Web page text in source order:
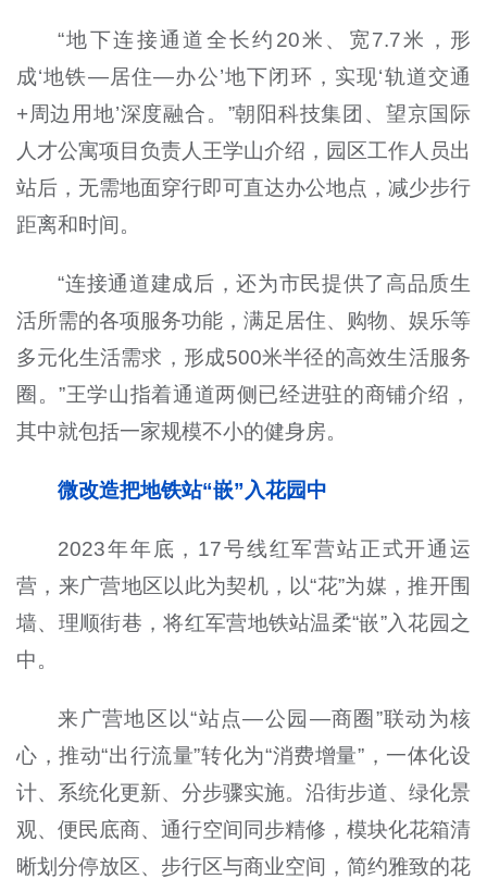
“地下连接通道全长约20米、宽7.7米，形
成‘地铁—居住—办公’地下闭环，实现‘轨道交通
+周边用地’深度融合。”朝阳科技集团、望京国际
人才公寓项目负责人王学山介绍，园区工作人员出
站后，无需地面穿行即可直达办公地点，减少步行
距离和时间。
“连接通道建成后，还为市民提供了高品质生
活所需的各项服务功能，满足居住、购物、娱乐等
多元化生活需求，形成500米半径的高效生活服务
圈。”王学山指着通道两侧已经进驻的商铺介绍，
其中就包括一家规模不小的健身房。
微改造把地铁站“嵌”入花园中
2023年年底，17号线红军营站正式开通运
营，来广营地区以此为契机，以“花”为媒，推开围
墙、理顺街巷，将红军营地铁站温柔“嵌”入花园之
中。
来广营地区以“站点—公园—商圈”联动为核
心，推动“出行流量”转化为“消费增量”，一体化设
计、系统化更新、分步骤实施。沿街步道、绿化景
观、便民底商、通行空间同步精修，模块化花箱清
晰划分停放区、步行区与商业空间，简约雅致的花